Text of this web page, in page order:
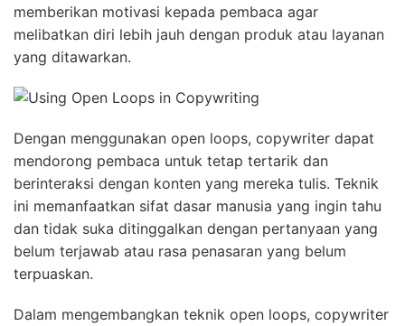
memberikan motivasi kepada pembaca agar
melibatkan diri lebih jauh dengan produk atau layanan
yang ditawarkan.
Dengan menggunakan open loops, copywriter dapat
mendorong pembaca untuk tetap tertarik dan
berinteraksi dengan konten yang mereka tulis. Teknik
ini memanfaatkan sifat dasar manusia yang ingin tahu
dan tidak suka ditinggalkan dengan pertanyaan yang
belum terjawab atau rasa penasaran yang belum
terpuaskan.
Dalam mengembangkan teknik open loops, copywriter